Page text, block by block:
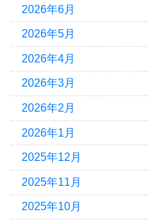
2026年6月
2026年5月
2026年4月
2026年3月
2026年2月
2026年1月
2025年12月
2025年11月
2025年10月